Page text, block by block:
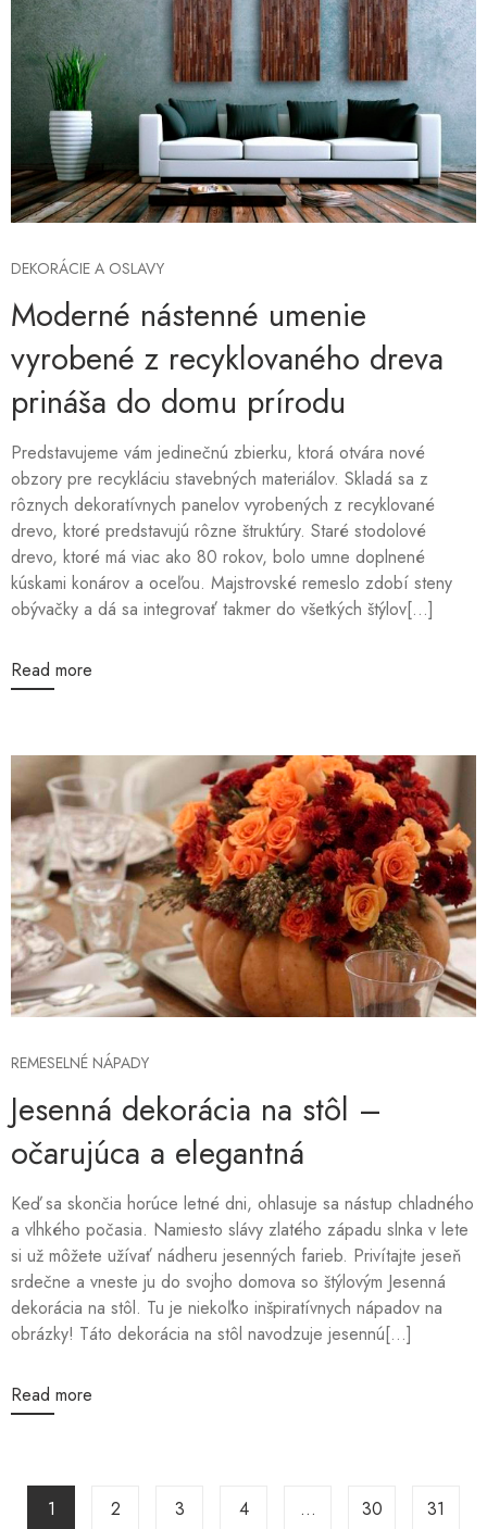
DEKORÁCIE A OSLAVY
Moderné nástenné umenie
vyrobené z recyklovaného dreva
prináša do domu prírodu
Predstavujeme vám jedinečnú zbierku, ktorá otvára nové
obzory pre recykláciu stavebných materiálov. Skladá sa z
rôznych dekoratívnych panelov vyrobených z recyklované
drevo, ktoré predstavujú rôzne štruktúry. Staré stodolové
drevo, ktoré má viac ako 80 rokov, bolo umne doplnené
kúskami konárov a oceľou. Majstrovské remeslo zdobí steny
obývačky a dá sa integrovať takmer do všetkých štýlov[...]
Read more
REMESELNÉ NÁPADY
Jesenná dekorácia na stôl –
očarujúca a elegantná
Keď sa skončia horúce letné dni, ohlasuje sa nástup chladného
a vlhkého počasia. Namiesto slávy zlatého západu slnka v lete
si už môžete užívať nádheru jesenných farieb. Privítajte jeseň
srdečne a vneste ju do svojho domova so štýlovým Jesenná
dekorácia na stôl. Tu je niekoľko inšpiratívnych nápadov na
obrázky! Táto dekorácia na stôl navodzuje jesennú[...]
Read more
1 2 3 4 … 30 31